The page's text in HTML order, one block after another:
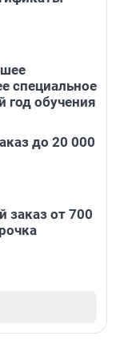
специальное
год обучения
до 20 000
заказ от 700